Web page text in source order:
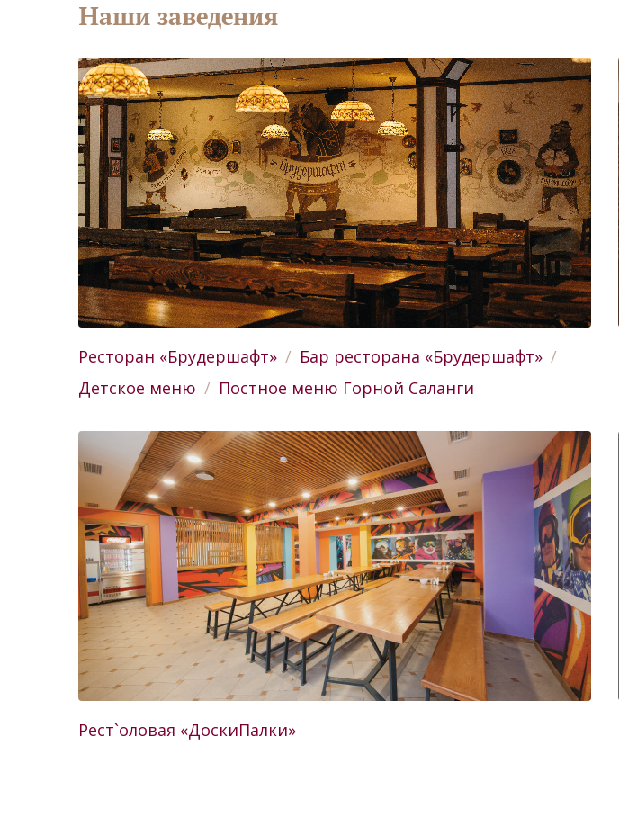
Наши заведения
Ресторан «Брудершафт»
Бар ресторана «Брудершафт»
Детское меню
Постное меню Горной Саланги
Рест`оловая «ДоскиПалки»